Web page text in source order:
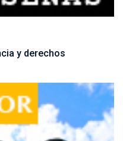
y derechos